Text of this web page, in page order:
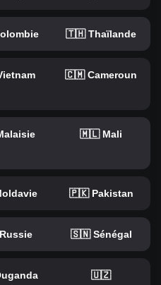
🇹🇭 Thaïlande
🇨🇲 Cameroun
🇲🇱 Mali
🇵🇰 Pakistan
🇸🇳 Sénégal
🇺🇿